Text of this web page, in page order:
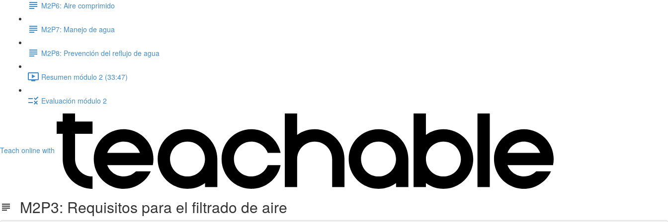
M2P6: Aire comprimido
M2P7: Manejo de agua
M2P8: Prevención del reflujo de agua
Resumen módulo 2 (33:47)
Evaluación módulo 2
Teach online with
M2P3: Requisitos para el filtrado de aire